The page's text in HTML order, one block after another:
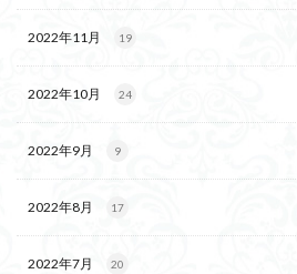
2022年11月 19
2022年10月 24
2022年9月 9
2022年8月 17
2022年7月 20